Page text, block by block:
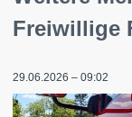
Freiwillige
29.06.2026 – 09:02